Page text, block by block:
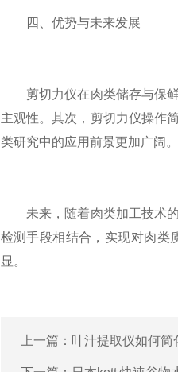
四、优势与未来发展
剪切力仪在肉类储存与保鲜
主观性。其次，剪切力仪操作
类研究中的应用前景更加广阔。
未来，随着肉类加工技术的
检测手段相结合，实现对肉类
显。
上一篇： 叶汁提取仪如何